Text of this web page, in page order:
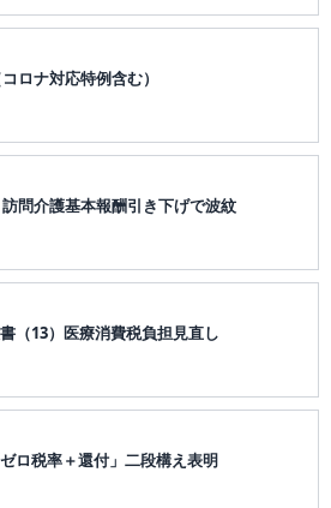
げに対応する臨時改定。改定総額
介護職員等特定処遇改善加算の創設等
として配分されたのは
+0.39%にとどま
アップ（訪問介護1-2単位、通所介護2-6
位等）で対応。医療側で進んだ「個別
では完全には踏襲されなかった。
ロナ対応特例含む）
染症対応の特例措置を含む改定。
問介護基本報酬引き下げで波紋
、訪問介護の身体介護・生活援助の所要
き下げられた。「特定事業所加算」「処
いと収入が確保できない構造となり、中
ヘルパー移動コストが増加する中、控除
（13）医療消費税負担見直し
保障項目（13）に「医療機関における高
の更新などに係る現在の消費税負担の在
込まれた。
ロ税率＋還付」二段構え表明